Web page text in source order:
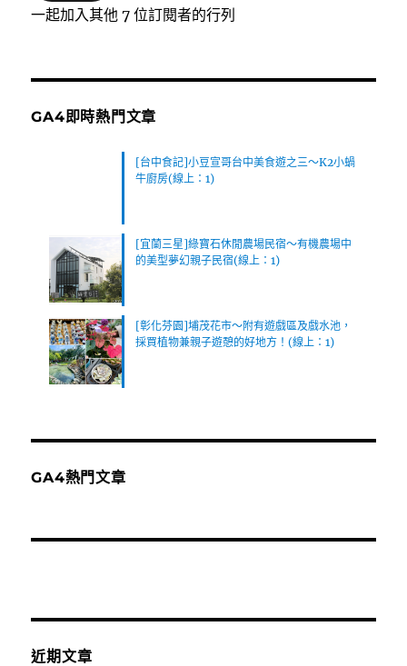
位
一起加入其他 7 位訂閱者的行列
GA4即時熱門文章
[台中食記]小豆宣哥台中美食遊之三～K2小蝸
牛廚房(線上：1)
[宜蘭三星]綠寶石休閒農場民宿～有機農場中
的美型夢幻親子民宿(線上：1)
[彰化芬園]埔茂花市～附有遊戲區及戲水池，
採買植物兼親子遊憩的好地方！(線上：1)
GA4熱門文章
近期文章